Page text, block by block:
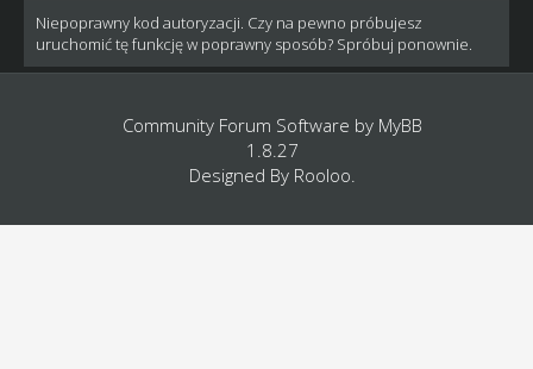
Niepoprawny kod autoryzacji. Czy na pewno próbujesz
uruchomić tę funkcję w poprawny sposób? Spróbuj ponownie.
Community Forum Software by MyBB
1.8.27
Designed By Rooloo.